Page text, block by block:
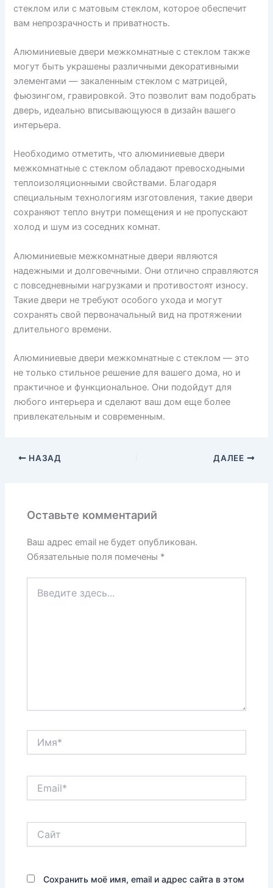
стеклом или с матовым стеклом, которое обеспечит
вам непрозрачность и приватность.
Алюминиевые двери межкомнатные с стеклом также
могут быть украшены различными декоративными
элементами — закаленным стеклом с матрицей,
фьюзингом, гравировкой. Это позволит вам подобрать
дверь, идеально вписывающуюся в дизайн вашего
интерьера.
Необходимо отметить, что алюминиевые двери
межкомнатные с стеклом обладают превосходными
теплоизоляционными свойствами. Благодаря
специальным технологиям изготовления, такие двери
сохраняют тепло внутри помещения и не пропускают
холод и шум из соседних комнат.
Алюминиевые межкомнатные двери являются
надежными и долговечными. Они отлично справляются
с повседневными нагрузками и противостоят износу.
Такие двери не требуют особого ухода и могут
сохранять свой первоначальный вид на протяжении
длительного времени.
Алюминиевые двери межкомнатные с стеклом — это
не только стильное решение для вашего дома, но и
практичное и функциональное. Они подойдут для
любого интерьера и сделают ваш дом еще более
привлекательным и современным.
НАЗАД ДАЛЕЕ
Оставьте комментарий
Ваш адрес email не будет опубликован.
Обязательные поля помечены *
здесь...
Сохранить моё имя, email и адрес сайта в этом